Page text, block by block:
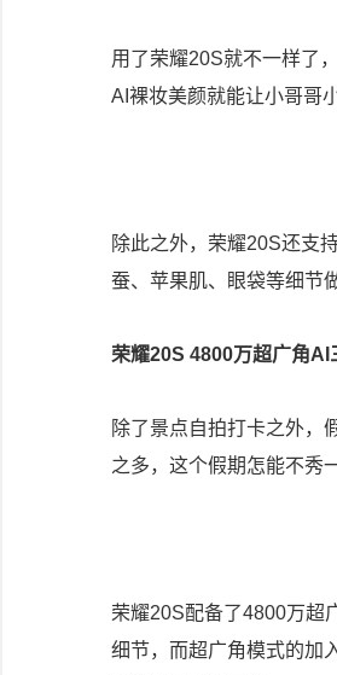
用了荣耀20S就不一样了
AI裸妆美颜就能让小哥哥
除此之外，荣耀20S还支
蚕、苹果肌、眼袋等细节
荣耀20S 4800万超广角AI
除了景点自拍打卡之外，
之多，这个假期怎能不秀
荣耀20S配备了4800万超
细节，而超广角模式的加